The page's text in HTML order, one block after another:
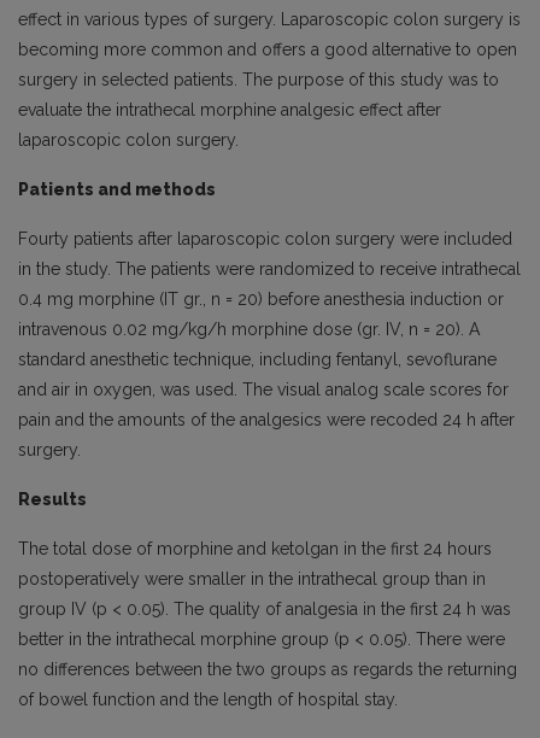
effect in various types of surgery. Laparoscopic colon surgery is
becoming more common and offers a good alternative to open
surgery in selected patients. The purpose of this study was to
evaluate the intrathecal morphine analgesic effect after
laparoscopic colon surgery.
Patients and methods
Fourty patients after laparoscopic colon surgery were included
in the study. The patients were randomized to receive intrathecal
0.4 mg morphine (IT gr., n = 20) before anesthesia induction or
intravenous 0.02 mg/kg/h morphine dose (gr. IV, n = 20). A
standard anesthetic technique, including fentanyl, sevoflurane
and air in oxygen, was used. The visual analog scale scores for
pain and the amounts of the analgesics were recoded 24 h after
surgery.
Results
The total dose of morphine and ketolgan in the first 24 hours
postoperatively were smaller in the intrathecal group than in
group IV (p < 0.05). The quality of analgesia in the first 24 h was
better in the intrathecal morphine group (p < 0.05). There were
no differences between the two groups as regards the returning
of bowel function and the length of hospital stay.